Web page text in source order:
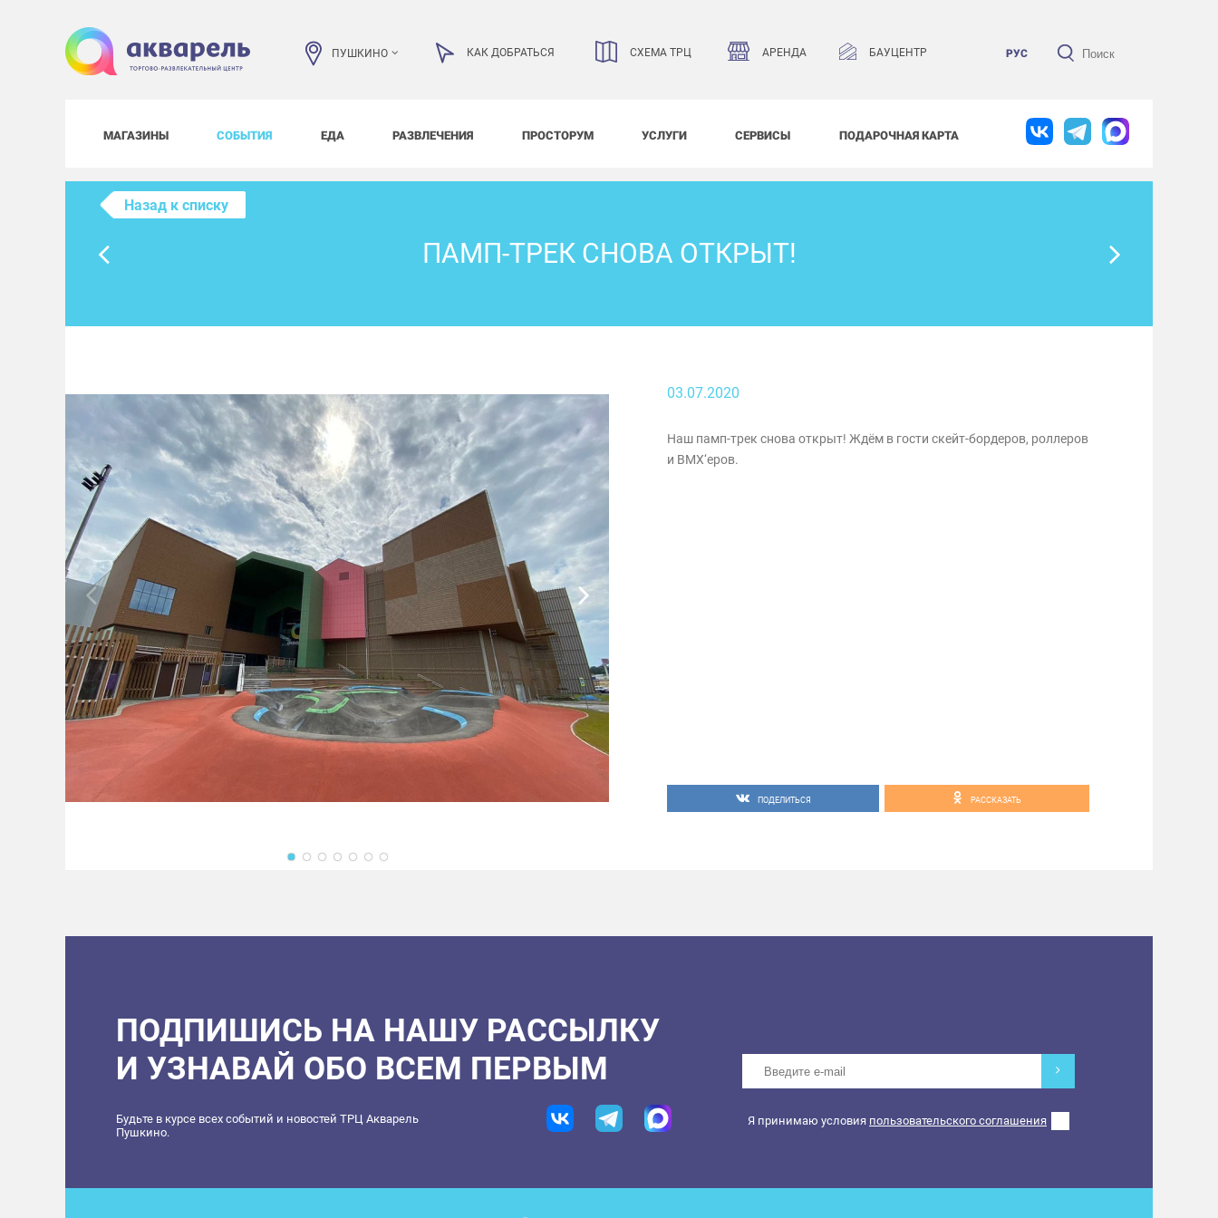
ПУШКИНО КАК ДОБРАТЬСЯ СХЕМА ТРЦ АРЕНДА БАУЦЕНТР РУС
МАГАЗИНЫ СОБЫТИЯ ЕДА РАЗВЛЕЧЕНИЯ ПРОСТОРУМ УСЛУГИ СЕРВИСЫ ПОДАРОЧНАЯ КАРТА
Назад к списку
ПАМП-ТРЕК СНОВА ОТКРЫТ!
03.07.2020
Наш памп-трек снова открыт! Ждём в гости скейт-бордеров, роллеров
и BMX‘еров.
ПОДЕЛИТЬСЯ РАССКАЗАТЬ
ПОДПИШИСЬ НА НАШУ РАССЫЛКУ
И УЗНАВАЙ ОБО ВСЕМ ПЕРВЫМ
Будьте в курсе всех событий и новостей ТРЦ Акварель
Пушкино.
Я принимаю условия пользовательского соглашения